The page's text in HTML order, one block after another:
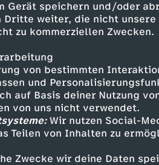
Gerät speichern und/oder
Dritte weiter, die nicht
zu kommerziellen Zwecken.
von bestimmten
und
auf Basis deiner Nutzung
von uns nicht verwendet.
Wir nutzen Social-
Teilen von Inhalten zu
Zwecke wir deine Daten
entdecken
fröhlich Untertitel